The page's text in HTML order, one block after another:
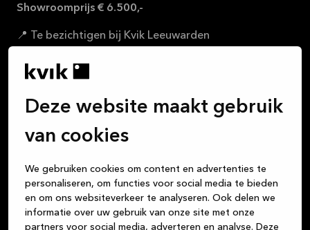
Deze website maakt gebruik
van cookies
We gebruiken cookies om content en advertenties te
personaliseren, om functies voor social media te bieden
en om ons websiteverkeer te analyseren. Ook delen we
informatie over uw gebruik van onze site met onze
partners voor social media, adverteren en analyse. Deze
Showroomprijs € 6.500,-
📍 Te bezichtigen bij Kvik Leeuwarden
🔧 Zelf demonteren, vervoeren en monteren
Kvik Leeuwarden